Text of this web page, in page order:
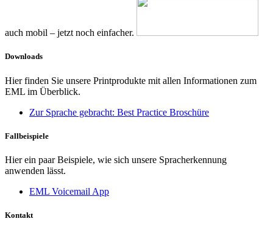
auch mobil – jetzt noch einfacher.
Downloads
Hier finden Sie unsere Printprodukte mit allen Informationen zum
EML im Überblick.
Zur Sprache gebracht: Best Practice Broschüre
Fallbeispiele
Hier ein paar Beispiele, wie sich unsere Spracherkennung
anwenden lässt.
EML Voicemail App
Kontakt